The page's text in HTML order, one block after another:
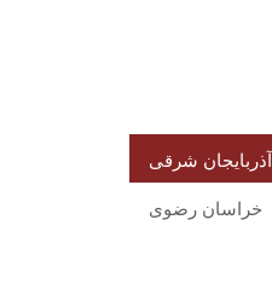
آذربایجان شرقی
خراسان رضوی